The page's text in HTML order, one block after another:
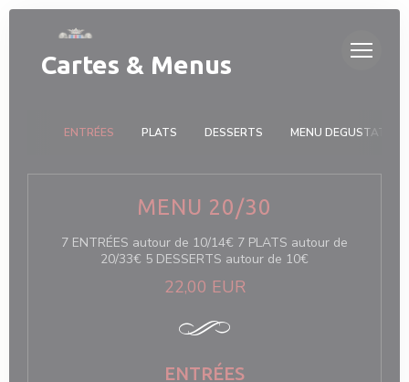
Personnalisation de vos choix en matière de cookies
Cartes & Menus
MENU 20/30
7 ENTRÉES autour de 10/14€ 7 PLATS autour de
20/33€ 5 DESSERTS autour de 10€
22,00 EUR
ENTRÉES
ENTRÉES PLATS DESSERTS MENU DEGUSTATION